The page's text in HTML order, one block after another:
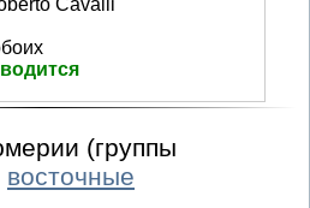
(группы
восточные